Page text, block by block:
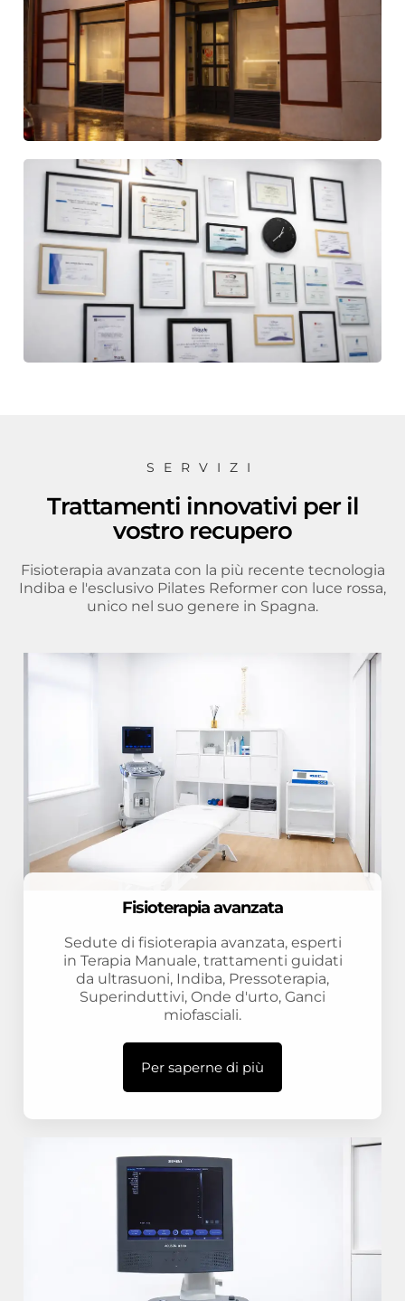
SERVIZI
Trattamenti innovativi per il
vostro recupero
Fisioterapia avanzata con la più recente tecnologia
Indiba e l'esclusivo Pilates Reformer con luce rossa,
unico nel suo genere in Spagna.
Fisioterapia avanzata
Sedute di fisioterapia avanzata, esperti
in Terapia Manuale, trattamenti guidati
da ultrasuoni, Indiba, Pressoterapia,
Superinduttivi, Onde d'urto, Ganci
miofasciali.
Per saperne di più